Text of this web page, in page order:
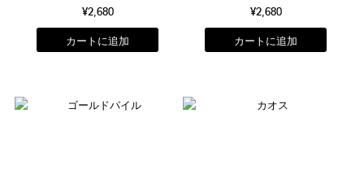
¥2,680
¥2,680